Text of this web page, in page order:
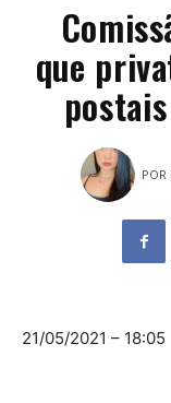
que
POR
21/05/2021 – 18:05